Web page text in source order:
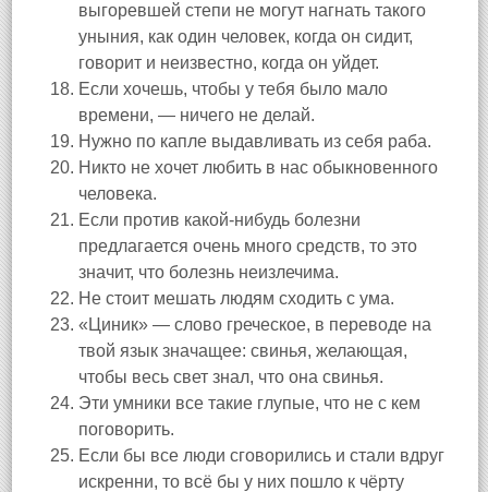
выгоревшей степи не могут нагнать такого
уныния, как один человек, когда он сидит,
говорит и неизвестно, когда он уйдет.
Если хочешь, чтобы у тебя было мало
времени, — ничего не делай.
Нужно по капле выдавливать из себя раба.
Никто не хочет любить в нас обыкновенного
человека.
Если против какой-нибудь болезни
предлагается очень много средств, то это
значит, что болезнь неизлечима.
Не стоит мешать людям сходить с ума.
«Циник» — слово греческое, в переводе на
твой язык значащее: свинья, желающая,
чтобы весь свет знал, что она свинья.
Эти умники все такие глупые, что не с кем
поговорить.
Если бы все люди сговорились и стали вдруг
искренни, то всё бы у них пошло к чёрту